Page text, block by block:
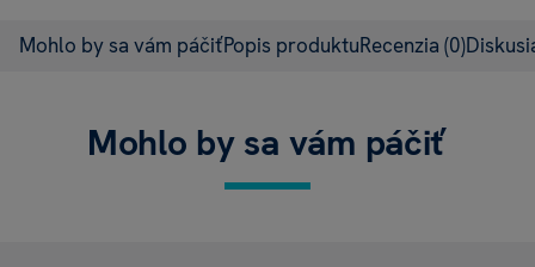
Mohlo by sa vám páčiťPopis produktuRecenzia (0)
Mohlo by sa vám páčiť